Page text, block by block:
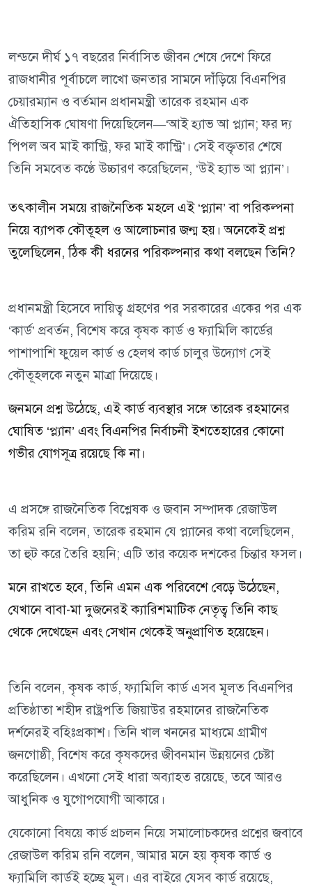
লন্ডনে দীর্ঘ ১৭ বছরের নির্বাসিত জীবন শেষে দেশে ফিরে
রাজধানীর পূর্বাচলে লাখো জনতার সামনে দাঁড়িয়ে বিএনপির
চেয়ারম্যান ও বর্তমান প্রধানমন্ত্রী তারেক রহমান এক
ঐতিহাসিক ঘোষণা দিয়েছিলেন—‘আই হ্যাভ আ প্ল্যান; ফর দ্য
পিপল অব মাই কান্ট্রি, ফর মাই কান্ট্রি’। সেই বক্তৃতার শেষে
তিনি সমবেত কণ্ঠে উচ্চারণ করেছিলেন, ‘উই হ্যাভ আ প্ল্যান’।
তৎকালীন সময়ে রাজনৈতিক মহলে এই ‘প্ল্যান’ বা পরিকল্পনা
নিয়ে ব্যাপক কৌতূহল ও আলোচনার জন্ম হয়। অনেকেই প্রশ্ন
তুলেছিলেন, ঠিক কী ধরনের পরিকল্পনার কথা বলছেন তিনি?
প্রধানমন্ত্রী হিসেবে দায়িত্ব গ্রহণের পর সরকারের একের পর এক
‘কার্ড’ প্রবর্তন, বিশেষ করে কৃষক কার্ড ও ফ্যামিলি কার্ডের
পাশাপাশি ফুয়েল কার্ড ও হেলথ কার্ড চালুর উদ্যোগ সেই
কৌতূহলকে নতুন মাত্রা দিয়েছে।
জনমনে প্রশ্ন উঠেছে, এই কার্ড ব্যবস্থার সঙ্গে তারেক রহমানের
ঘোষিত ‘প্ল্যান’ এবং বিএনপির নির্বাচনী ইশতেহারের কোনো
গভীর যোগসূত্র রয়েছে কি না।
এ প্রসঙ্গে রাজনৈতিক বিশ্লেষক ও জবান সম্পাদক রেজাউল
করিম রনি বলেন, তারেক রহমান যে প্ল্যানের কথা বলেছিলেন,
তা হুট করে তৈরি হয়নি; এটি তার কয়েক দশকের চিন্তার ফসল।
মনে রাখতে হবে, তিনি এমন এক পরিবেশে বেড়ে উঠেছেন,
যেখানে বাবা-মা দুজনেরই ক্যারিশমাটিক নেতৃত্ব তিনি কাছ
থেকে দেখেছেন এবং সেখান থেকেই অনুপ্রাণিত হয়েছেন।
তিনি বলেন, কৃষক কার্ড, ফ্যামিলি কার্ড এসব মূলত বিএনপির
প্রতিষ্ঠাতা শহীদ রাষ্ট্রপতি জিয়াউর রহমানের রাজনৈতিক
দর্শনেরই বহিঃপ্রকাশ। তিনি খাল খননের মাধ্যমে গ্রামীণ
জনগোষ্ঠী, বিশেষ করে কৃষকদের জীবনমান উন্নয়নের চেষ্টা
করেছিলেন। এখনো সেই ধারা অব্যাহত রয়েছে, তবে আরও
আধুনিক ও যুগোপযোগী আকারে।
যেকোনো বিষয়ে কার্ড প্রচলন নিয়ে সমালোচকদের প্রশ্নের জবাবে
রেজাউল করিম রনি বলেন, আমার মনে হয় কৃষক কার্ড ও
ফ্যামিলি কার্ডই হচ্ছে মূল। এর বাইরে যেসব কার্ড রয়েছে,